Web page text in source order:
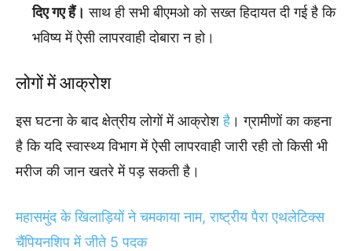
दिए गए हैं। साथ ही सभी बीएमओ को सख्त हिदायत दी गई है कि
भविष्य में ऐसी लापरवाही दोबारा न हो।
लोगों में आक्रोश
इस घटना के बाद क्षेत्रीय लोगों में आक्रोशहै । ग्रामीणों का कहना
है कि यदि स्वास्थ्य विभाग में ऐसी लापरवाही जारी रही तो किसी भी
मरीज की जान खतरे में पड़ सकती है।
महासमुंद के खिलाड़ियों ने चमकाया नाम, राष्ट्रीय पैरा एथलेटिक्स
चैंपियनशिप में जीते 5 पदक